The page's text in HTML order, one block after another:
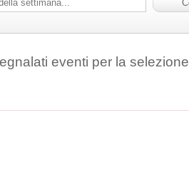
eventi per la selezione